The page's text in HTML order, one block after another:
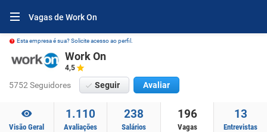
Vagas de Work On
Esta empresa é sua? Solicite acesso ao perfil.
Work On
4,5
5752 Seguidores Seguir Avaliar
Visão Geral
1.110
Avaliações
238
Salários
196
Vagas
13
Entrevistas